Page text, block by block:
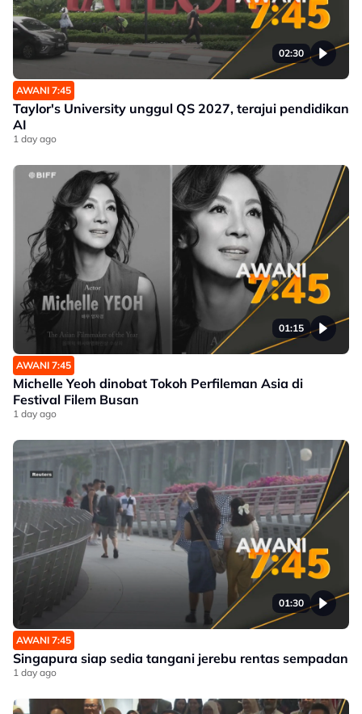
02:30
AWANI 7:45
Taylor's University unggul QS 2027, terajui pendidikan
AI
1 day ago
01:15
AWANI 7:45
Michelle Yeoh dinobat Tokoh Perfileman Asia di
Festival Filem Busan
1 day ago
01:30
AWANI 7:45
Singapura siap sedia tangani jerebu rentas sempadan
1 day ago